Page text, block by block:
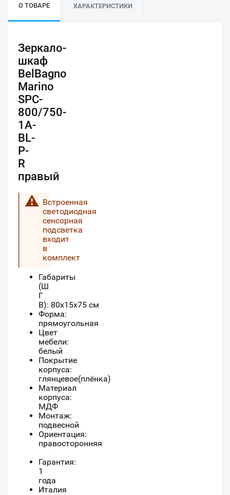
О ТОВАРЕ ХАРАКТЕРИСТИКИ
Зеркало-
шкаф
BelBagno
Marino
SPC-
800/750-
1A-
BL-
P-
R
правый
Встроенная
светодиодная
сенсорная
подсветка
входит
в
комплект
Габариты
(Ш
Г
В): 80x15x75 см
Форма:
прямоугольная
Цвет
мебели:
белый
Покрытие
корпуса:
глянцевое(плёнка)
Материал
корпуса:
МДФ
Монтаж:
подвесной
Ориентация:
правосторонняя
Гарантия:
1
года
Италия